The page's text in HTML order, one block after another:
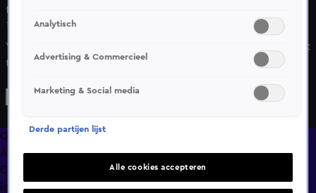
tot hij in slaap was gekukeld'
12 feb 2024, 17:16
Verdwaalde pelikaan na twee weken gevangen: 'Gewacht
tot hij in slaap was gekukeld'
Overzicht
Afleveringen
Clips
Info
Analytisch
Advertising & Commercieel
Marketing & Social media
Derde partijen lijst
Alle cookies accepteren